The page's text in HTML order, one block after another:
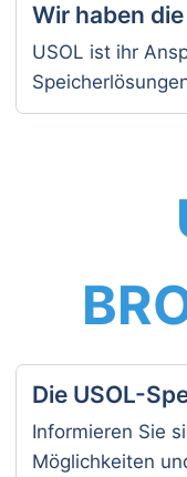
Wir haben
USOL ist ihr
Die USOL-
Informieren Sie
Möglichkeiten